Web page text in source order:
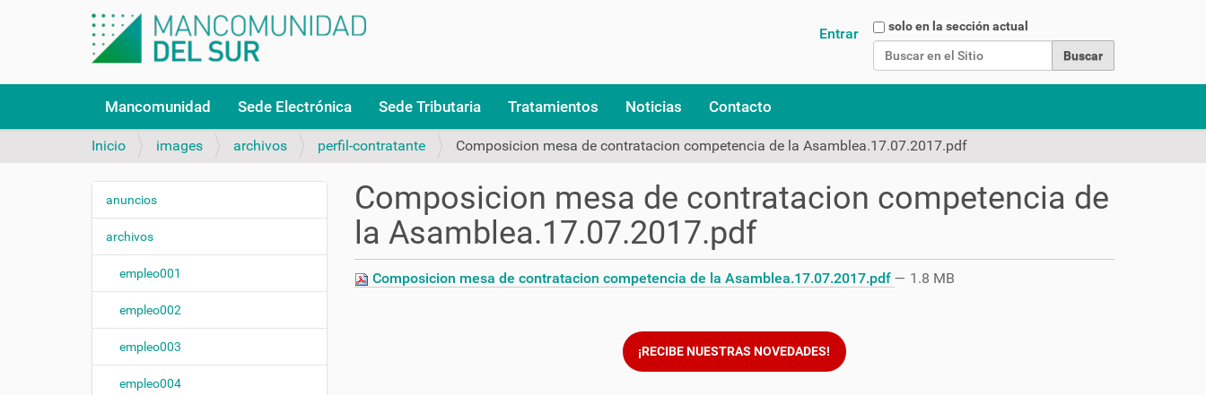
Buscar
solo en la sección actual
Entrar
v
Mancomunidad Sede Electrónica Sede Tributaria Tratamientos Noticias Contacto
Inicio images archivos perfil-contratante Composicion mesa de contratacion competencia de la Asamblea.17.07.2017.pdf
Composicion mesa de contratacion competencia de
la Asamblea.17.07.2017.pdf
Composicion mesa de contratacion competencia de la Asamblea.17.07.2017.pdf — 1.8 MB
¡RECIBE NUESTRAS NOVEDADES!
N
g
i
anuncios
archivos
empleo001
empleo002
empleo003
empleo004